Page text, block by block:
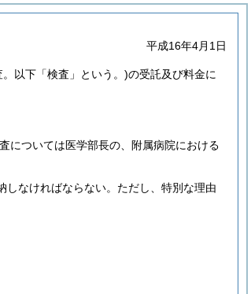
平成16年4月1日
以下「検査」という。)の受託及び料金に
については医学部長の、附属病院における
なければならない。 ただし、特別な理由